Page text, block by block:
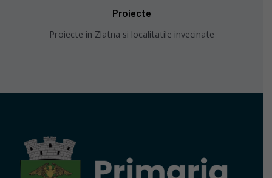
Proiecte
Proiecte in Zlatna si localitatile invecinate